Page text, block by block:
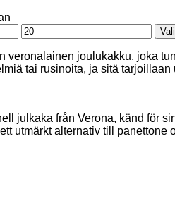
Maksimihinta
veronalainen joulukakku, joka
tai rusinoita, ja sitä
julkaka från Verona, känd för
utmärkt alternativ till panettone